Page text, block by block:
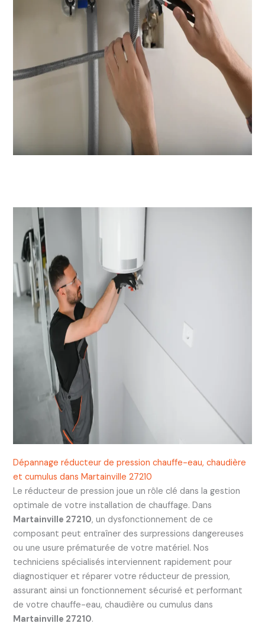
Dépannage réducteur de pression chauffe-eau, chaudière
et cumulus dans Martainville 27210
Le réducteur de pression joue un rôle clé dans la gestion
optimale de votre installation de chauffage. Dans
Martainville 27210, un dysfonctionnement de ce
composant peut entraîner des surpressions dangereuses
ou une usure prématurée de votre matériel. Nos
techniciens spécialisés interviennent rapidement pour
diagnostiquer et réparer votre réducteur de pression,
assurant ainsi un fonctionnement sécurisé et performant
de votre chauffe-eau, chaudière ou cumulus dans
Martainville 27210.